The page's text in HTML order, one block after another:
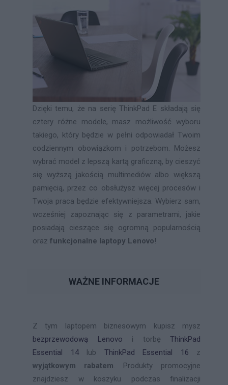
Dzięki temu, że na serię ThinkPad E składają się
cztery różne modele, masz możliwość wyboru
takiego, który będzie w pełni odpowiadał Twoim
codziennym obowiązkom i potrzebom. Możesz
wybrać model z lepszą kartą graficzną, by cieszyć
się wyższą jakością multimediów albo większą
pamięcią, przez co obsłużysz więcej procesów i
Twoja praca będzie efektywniejsza. Wybierz sam,
wcześniej zapoznając się z parametrami, jakie
posiadają cieszące się ogromną popularnością
oraz funkcjonalne laptopy Lenovo!
WAŻNE INFORMACJE
Z tym laptopem biznesowym kupisz mysz
bezprzewodową Lenovo i torbę ThinkPad
Essential 14lub ThinkPad Essential 16 z
wyjątkowym rabatem. Produkty promocyjne
znajdziesz w koszyku podczas finalizacji